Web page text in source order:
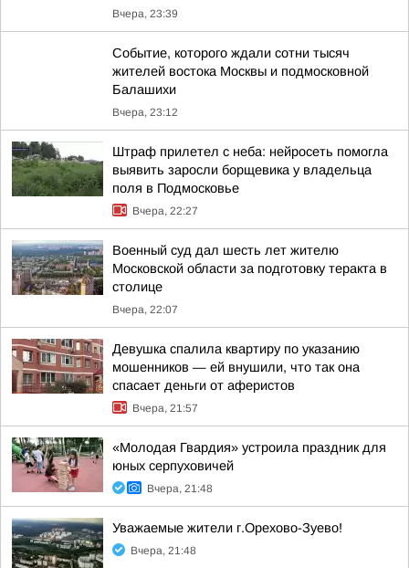
Вчера, 23:39
Событие, которого ждали сотни тысяч
жителей востока Москвы и подмосковной
Балашихи
Вчера, 23:12
Штраф прилетел с неба: нейросеть помогла
выявить заросли борщевика у владельца
поля в Подмосковье
Вчера, 22:27
Военный суд дал шесть лет жителю
Московской области за подготовку теракта в
столице
Вчера, 22:07
Девушка спалила квартиру по указанию
мошенников — ей внушили, что так она
спасает деньги от аферистов
Вчера, 21:57
«Молодая Гвардия» устроила праздник для
юных серпуховичей
Вчера, 21:48
Уважаемые жители г.Орехово-Зуево!
Вчера, 21:48